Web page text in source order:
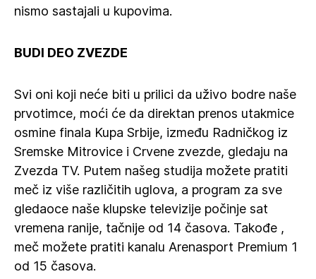
nismo sastajali u kupovima.
BUDI DEO ZVEZDE
Svi oni koji neće biti u prilici da uživo bodre naše
prvotimce, moći će da direktan prenos utakmice
osmine finala Kupa Srbije, između Radničkog iz
Sremske Mitrovice i Crvene zvezde, gledaju na
Zvezda TV. Putem našeg studija možete pratiti
meč iz više različitih uglova, a program za sve
gledaoce naše klupske televizije počinje sat
vremena ranije, tačnije od 14 časova. Takođe ,
meč možete pratiti kanalu Arenasport Premium 1
od 15 časova.